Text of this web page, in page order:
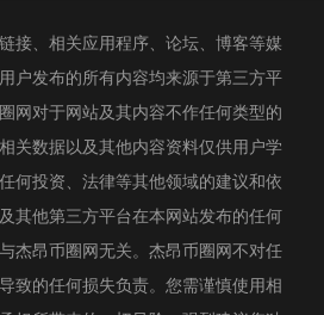
接、相关应用程序、论坛、博客等媒
户发布的所有内容均来源于第三方平
网对于网站及其内容不作任何类型的
关数据以及其他内容资料仅供用户学
何投资、法律等其他领域的建议和依
其他第三方平台在本网站发布的任何
杰昂币圈网无关。杰昂币圈网不对任
致的任何损失负责。您需谨慎使用相